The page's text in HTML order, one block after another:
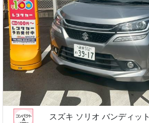
スズキ ソリオ バンディット